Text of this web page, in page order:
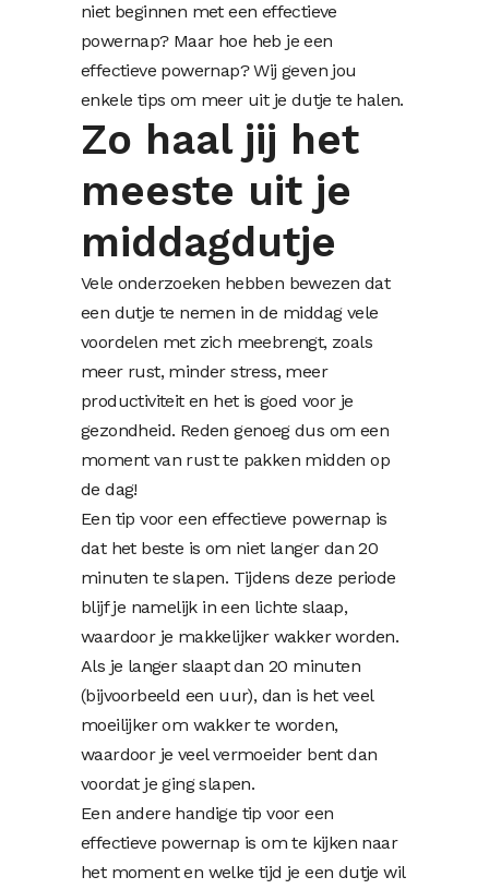
niet beginnen met een effectieve
powernap? Maar hoe heb je een
effectieve powernap? Wij geven jou
enkele tips om meer uit je dutje te halen.
Zo haal jij het
meeste uit je
middagdutje
Vele onderzoeken hebben bewezen dat
een dutje te nemen in de middag vele
voordelen met zich meebrengt, zoals
meer rust, minder stress, meer
productiviteit en het is goed voor je
gezondheid. Reden genoeg dus om een
moment van rust te pakken midden op
de dag!
Een tip voor een effectieve powernap is
dat het beste is om niet langer dan 20
minuten te slapen. Tijdens deze periode
blijf je namelijk in een lichte slaap,
waardoor je makkelijker wakker worden.
Als je langer slaapt dan 20 minuten
(bijvoorbeeld een uur), dan is het veel
moeilijker om wakker te worden,
waardoor je veel vermoeider bent dan
voordat je ging slapen.
Een andere handige tip voor een
effectieve powernap is om te kijken naar
het moment en welke tijd je een dutje wil